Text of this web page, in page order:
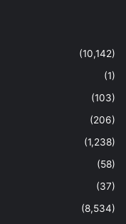
(10,142)
(1)
(103)
(206)
(1,238)
(58)
(37)
(8,534)